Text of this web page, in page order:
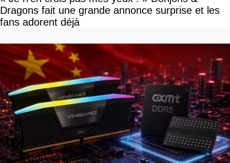
Dragons fait une grande annonce surprise et les
fans adorent déjà